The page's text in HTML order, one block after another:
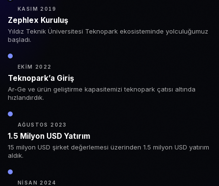
KASIM 2019
Zephlex Kuruluş
Yıldız Teknik Üniversitesi Teknopark ekosisteminde yolculuğumuz
başladı.
EKIM 2022
Teknopark’a Giriş
Ar-Ge ve ürün geliştirme kapasitemizi teknopark çatısı altında
hızlandırdık.
AĞUSTOS 2023
1.5 Milyon USD Yatırım
15 milyon USD şirket değerlemesi üzerinden 1.5 milyon USD yatırım
aldık.
NISAN 2024